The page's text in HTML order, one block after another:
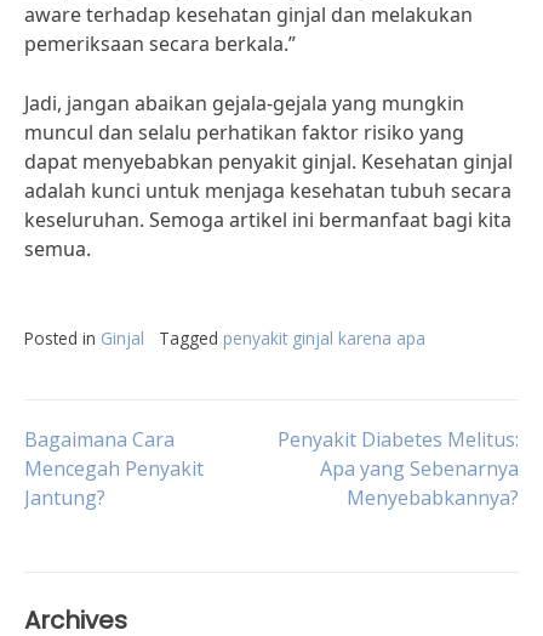
aware terhadap kesehatan ginjal dan melakukan
pemeriksaan secara berkala.”
Jadi, jangan abaikan gejala-gejala yang mungkin
muncul dan selalu perhatikan faktor risiko yang
dapat menyebabkan penyakit ginjal. Kesehatan ginjal
adalah kunci untuk menjaga kesehatan tubuh secara
keseluruhan. Semoga artikel ini bermanfaat bagi kita
semua.
Posted in Ginjal Tagged penyakit ginjal karena apa
Post
navigation
Bagaimana Cara
Mencegah Penyakit
Jantung?
Penyakit Diabetes Melitus:
Apa yang Sebenarnya
Menyebabkannya?
Archives